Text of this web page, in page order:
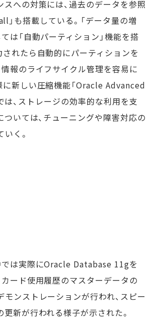
への対策には、過去のデータを参照
」も搭載している。「データ量の増
は「自動パーティション」機能を搭
されたら自動的にパーティションを
報のライフサイクル管理を容易に
に新しい圧縮機能「Oracle Advanced
、ストレージの効率的な利用を支
ついては、チューニングや障害対応の
く。
は実際にOracle Database 11gを
ード使用履歴のマスターデータの
ンストレーションが行われ、スピー
新が行われる様子が示された。